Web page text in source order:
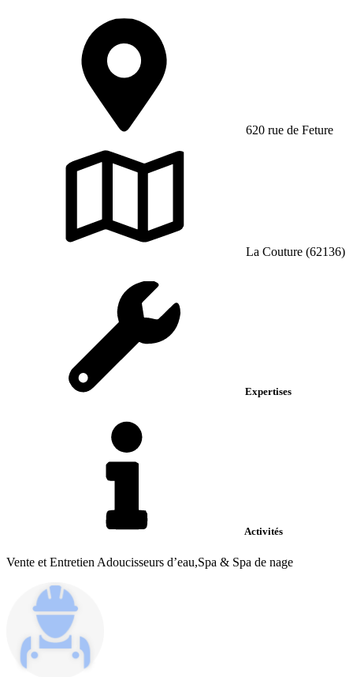
620 rue de Feture
La Couture (62136)
Expertises
Activités
Vente et Entretien Adoucisseurs d’eau,Spa & Spa de nage